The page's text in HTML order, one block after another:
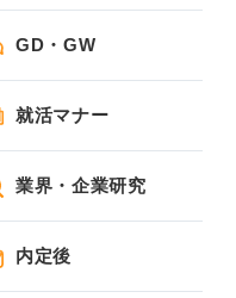
GD・GW
就活マナー
業界・企業研究
内定後